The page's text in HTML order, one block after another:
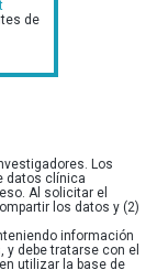
de
Los
datos clínica
Al solicitar el
los datos y (2)
información
debe tratarse con el
utilizar la base de